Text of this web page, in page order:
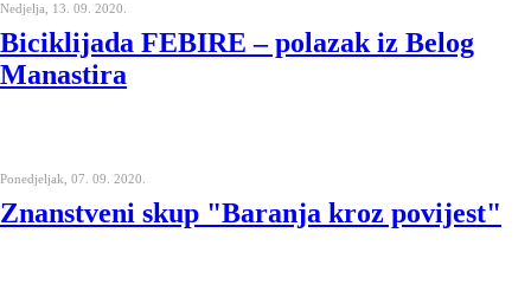
Nedjelja, 13. 09. 2020.
Biciklijada FEBIRE – polazak iz Belog
Manastira
Ponedjeljak, 07. 09. 2020.
Znanstveni skup "Baranja kroz povijest"